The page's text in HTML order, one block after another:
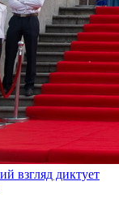
взгляд диктует